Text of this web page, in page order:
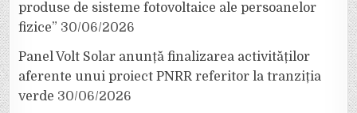
produse de sisteme fotovoltaice ale persoanelor
fizice” 30/06/2026
Panel Volt Solar anunță finalizarea activităților
aferente unui proiect PNRR referitor la tranziția
verde 30/06/2026